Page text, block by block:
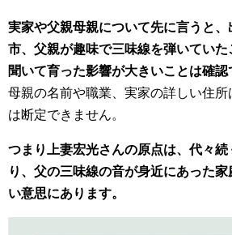
実家や父親母親について先に言うと、
市、父親が趣味で三味線を弾いてい
聞いて育った影響が大きいことは確認
母親の名前や職業、実家の詳しい住
は断定できません。
つまり上妻宏光さんの原点は、代々続
り、父の三味線の音が身近にあった
い意思にあります。